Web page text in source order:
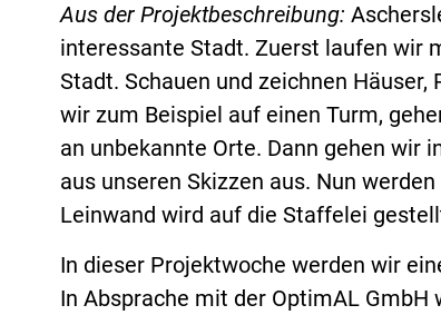
Aus der Projektbeschreibung:
interessante Stadt. Zuerst laufen wir
Stadt. Schauen und zeichnen
wir zum Beispiel auf einen Turm,
an unbekannte Orte. Dann gehen wir
aus unseren Skizzen aus. Nun
Leinwand wird auf die Staffelei
In dieser Projektwoche werden wir
In Absprache mit der OptimAL GmbH